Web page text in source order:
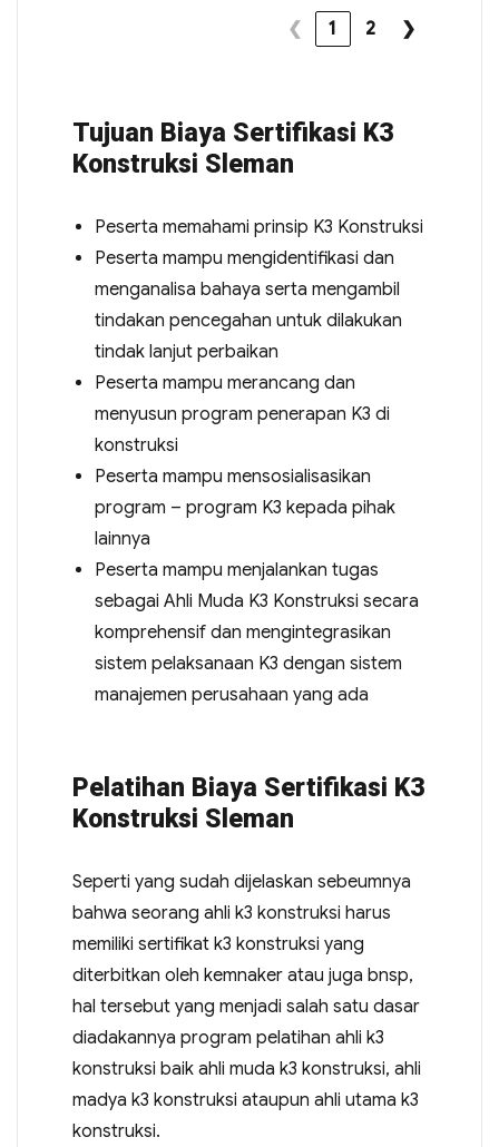
❮ 1 2 ❯
Tujuan Biaya Sertifikasi K3
Konstruksi Sleman
Peserta memahami prinsip K3 Konstruksi
Peserta mampu mengidentifikasi dan
menganalisa bahaya serta mengambil
tindakan pencegahan untuk dilakukan
tindak lanjut perbaikan
Peserta mampu merancang dan
menyusun program penerapan K3 di
konstruksi
Peserta mampu mensosialisasikan
program – program K3 kepada pihak
lainnya
Peserta mampu menjalankan tugas
sebagai Ahli Muda K3 Konstruksi secara
komprehensif dan mengintegrasikan
sistem pelaksanaan K3 dengan sistem
manajemen perusahaan yang ada
Pelatihan Biaya Sertifikasi K3
Konstruksi Sleman
Seperti yang sudah dijelaskan sebeumnya
bahwa seorang ahli k3 konstruksi harus
memiliki sertifikat k3 konstruksi yang
diterbitkan oleh kemnaker atau juga bnsp,
hal tersebut yang menjadi salah satu dasar
diadakannya program pelatihan ahli k3
konstruksi baik ahli muda k3 konstruksi, ahli
madya k3 konstruksi ataupun ahli utama k3
konstruksi.